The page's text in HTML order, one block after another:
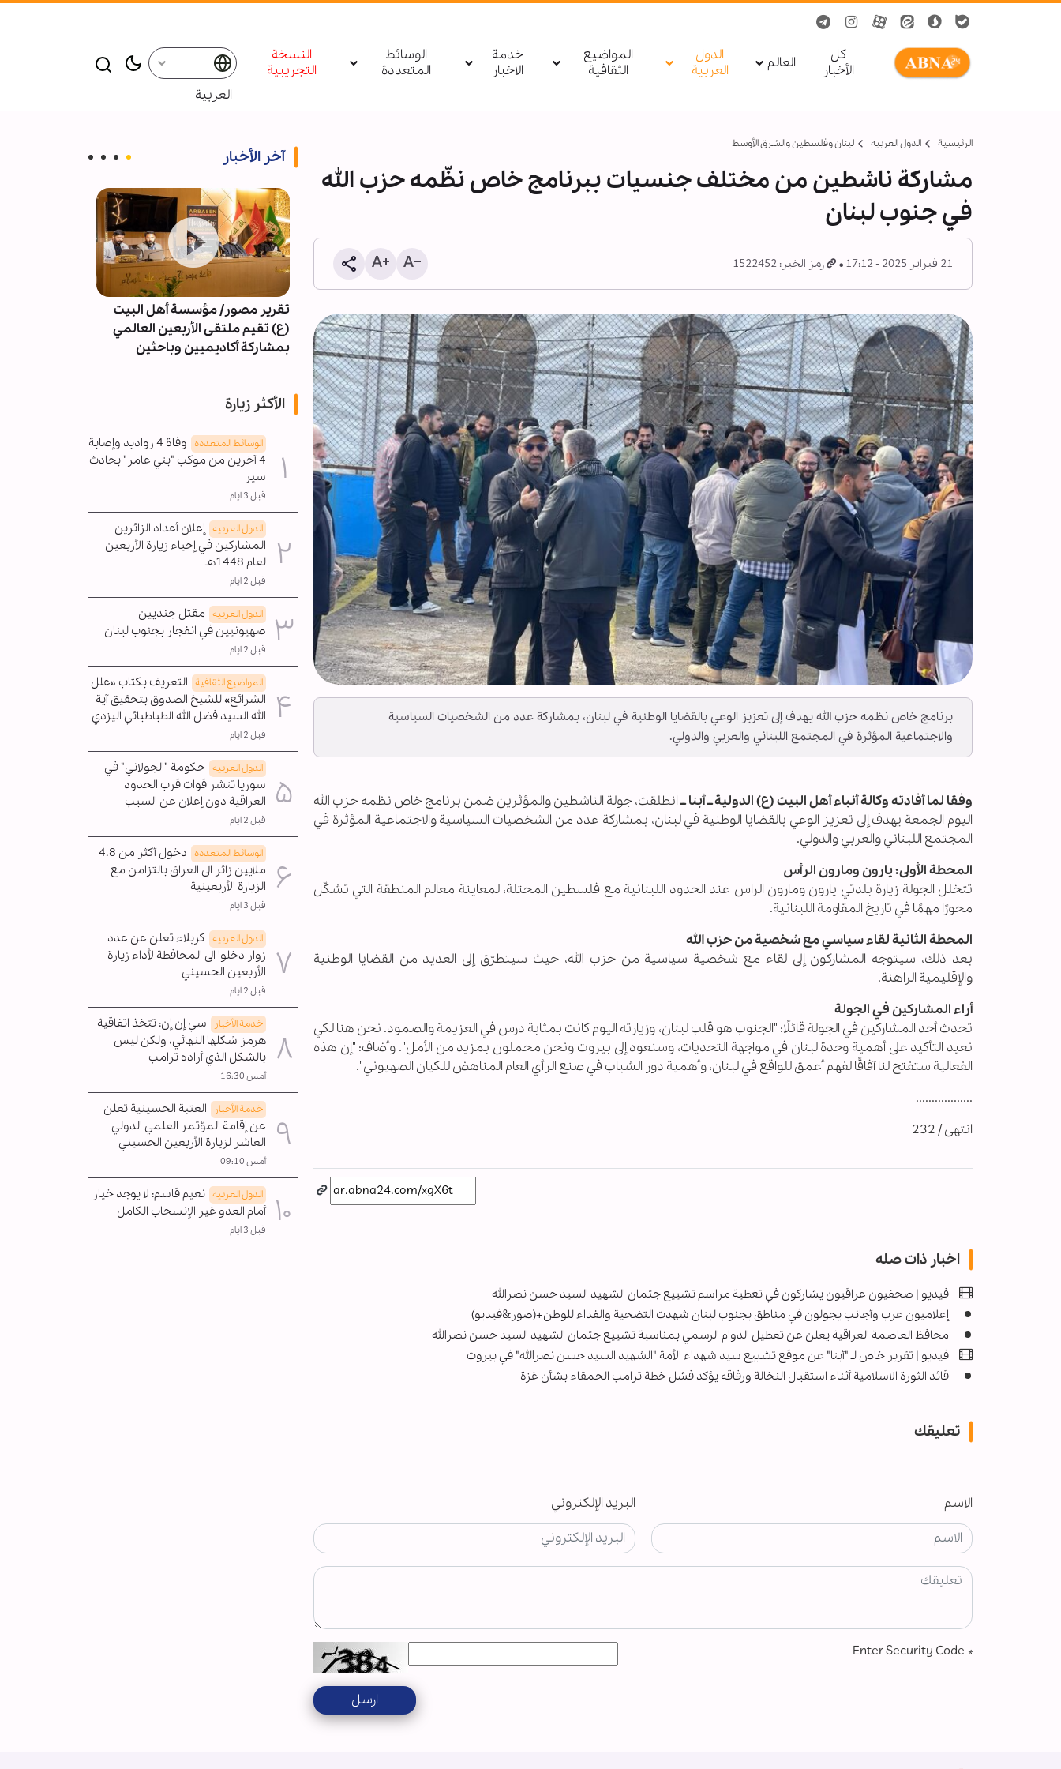
کل
الأخبار
العالم
الدول
العربیة
المواضيع
الثقافية
خدمة
الاخبار
الوسائط
المتعددة
النسخة
التجريبية
العربية
الرئيسية الدول العربیه لبنان وفلسطين والشرق الأوسط
مشاركة ناشطين من مختلف جنسيات ببرنامج خاص نظّمه حزب الله
في جنوب لبنان
21 فبراير 2025 - 17:12 رمز الخبر: 1522452
برنامج خاص نظمه حزب الله يهدف إلى تعزيز الوعي بالقضايا الوطنية في لبنان، بمشاركة عدد من الشخصيات السياسية
والاجتماعية المؤثرة في المجتمع اللبناني والعربي والدولي.
وفقا لما أفادته وكالة أنباء أهل البيت (ع) الدولية ــ أبنا ــانطلقت، جولة الناشطين والمؤثرين ضمن برنامج خاص نظمه حزب الله
اليوم الجمعة يهدف إلى تعزيز الوعي بالقضايا الوطنية في لبنان، بمشاركة عدد من الشخصيات السياسية والاجتماعية المؤثرة في
المجتمع اللبناني والعربي والدولي.
المحطة الأولى: يارون ومارون الرأس
تتخلل الجولة زيارة بلدتي يارون ومارون الراس عند الحدود اللبنانية مع فلسطين المحتلة، لمعاينة معالم المنطقة التي تشكّل
محورًا مهمًا في تاريخ المقاومة اللبنانية.
المحطة الثانية لقاء سياسي مع شخصية من حزب الله
بعد ذلك، سيتوجه المشاركون إلى لقاء مع شخصية سياسية من حزب الله، حيث سيتطرّق إلى العديد من القضايا الوطنية
والإقليمية الراهنة.
أراء المشاركين في الجولة
تحدث أحد المشاركين في الجولة قائلًا: "الجنوب هو قلب لبنان، وزيارته اليوم كانت بمثابة درس في العزيمة والصمود. نحن هنا لكي
نعيد التأكيد على أهمية وحدة لبنان في مواجهة التحديات، وسنعود إلى بيروت ونحن محملون بمزيد من الأمل". وأضاف: "إن هذه
الفعالية ستفتح لنا آفاقًا لفهم أعمق للواقع في لبنان، وأهمية دور الشباب في صنع الرأي العام المناهض للكيان الصهيوني".
..................
انتهى / 232
اخبار ذات صله
فيديو | صحفيون عراقيون يشاركون في تغطية مراسم تشييع جثمان الشهيد السيد حسن نصرالله
إعلاميون عرب وأجانب یجولون في مناطق بجنوب لبنان شهدت التضحية والفداء للوطن+(صور&فيديو)
محافظ العاصمة العراقية يعلن عن تعطيل الدوام الرسمي بمناسبة تشييع جثمان الشهيد السيد حسن نصرالله
فيديو | تقریر خاص لـ "أبنا" عن موقع تشییع سيد شهداء الأمة "الشهيد السيد حسن نصرالله" في بيروت
قائد الثورة الاسلامية أثناء استقبال النخالة ورفاقه يؤكد فشل خطة ترامب الحمقاء بشأن غزة
تعليقك
الاسم البريد الإلكتروني
*
ارسل
آخر الأخبار
1255 شهيدا منذ وقف النار في غزة
تقرير مصور/ مؤسسة أهل البيت
(ع) تقيم ملتقى الأربعين العالمي
بمشاركة أكاديميين وباحثين
الأكثر زيارة
الوسائط المتعدده
وفاة 4 رواديد وإصابة
4 آخرين من موكب "بني عامر" بحادث
سير
قبل 3 ايام
الدول العربیه إعلان أعداد الزائرين
المشاركين في إحياء زيارة الأربعين
لعام 1448هـ
قبل 2 ايام
الدول العربیه مقتل جنديين
صهيونيين في انفجار بجنوب لبنان
قبل 2 ايام
المواضیع الثقافية التعريف بكتاب «علل
الشرائع» للشيخ الصدوق بتحقيق آية
الله السيد فضل الله الطباطبائي اليزدي
قبل 2 ايام
الدول العربیه حكومة "الجولاني" في
سوريا تنشر قوات قرب الحدود
العراقية دون إعلان عن السبب
قبل 2 ايام
الوسائط المتعدده
دخول أكثر من 4.8
ملايين زائر الى العراق بالتزامن مع
الزيارة الأربعينية
قبل 3 ايام
الدول العربیه كربلاء تعلن عن عدد
زوار دخلوا الى المحافظة لأداء زيارة
الأربعين الحسيني
قبل 2 ايام
خدمة الأخبار
سي إن إن: تتخذ اتفاقية
هرمز شكلها النهائي، ولكن ليس
بالشكل الذي أراده ترامب
أمس 16:30
خدمة الأخبار
العتبة الحسينية تعلن
عن إقامة المؤتمر العلمي الدولي
العاشر لزيارة الأربعين الحسيني
أمس 09:10
الدول العربیه نعيم قاسم: لا يوجد خيار
أمام العدو غير الإنسحاب الکامل
قبل 3 ايام